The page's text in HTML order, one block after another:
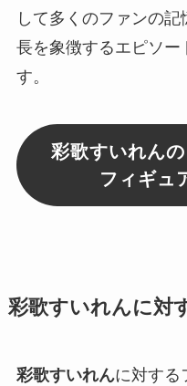
して多くのファンの
長を象徴するエピソー
す。
彩歌すいれん
フィギュ
彩歌すいれんに対
彩歌すいれんに対する